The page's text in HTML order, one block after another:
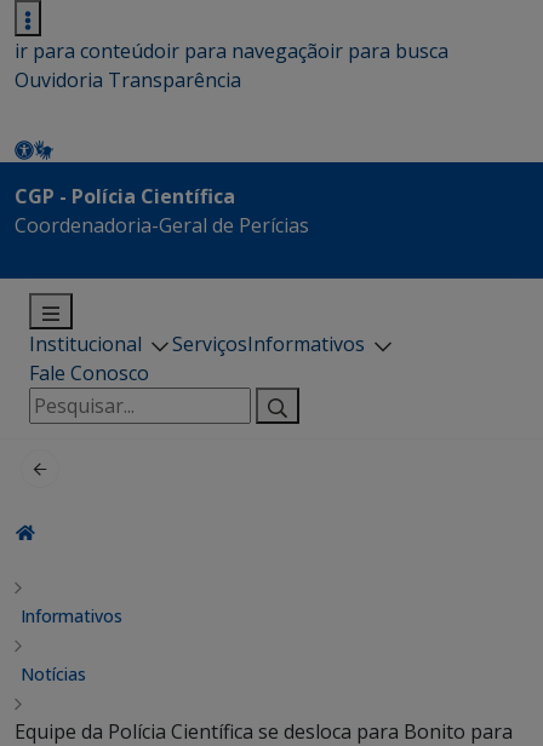
ir para conteúdoir para navegaçãoir para busca
Ouvidoria Transparência
CGP - Polícia Científica
Coordenadoria-Geral de Perícias
Institucional ServiçosInformativos
Fale Conosco
Pesquisar
por:
Informativos
Notícias
Equipe da Polícia Científica se desloca para Bonito para